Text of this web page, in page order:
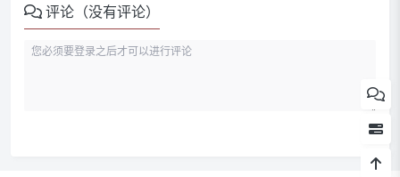
评论（没有评论）